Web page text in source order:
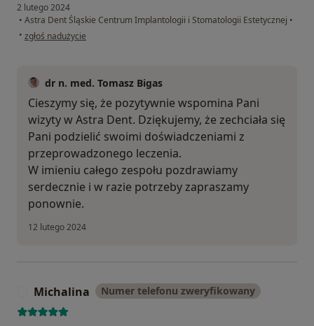
2 lutego 2024
• Astra Dent Śląskie Centrum Implantologii i Stomatologii Estetycznej •
• w opinii użytkownika Justyna Z.
zgłoś nadużycie
dr n. med. Tomasz Bigas
Cieszymy się, że pozytywnie wspomina Pani
wizyty w Astra Dent. Dziękujemy, że zechciała się
Pani podzielić swoimi doświadczeniami z
przeprowadzonego leczenia.
W imieniu całego zespołu pozdrawiamy
serdecznie i w razie potrzeby zapraszamy
ponownie.
12 lutego 2024
Michalina Numer telefonu zweryfikowany